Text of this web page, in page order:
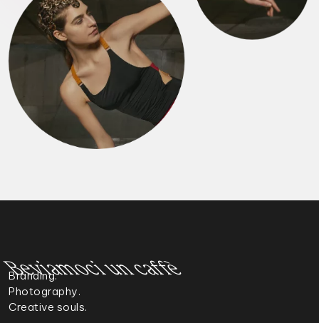
un caffè
Branding.
Photography.
Creative souls.